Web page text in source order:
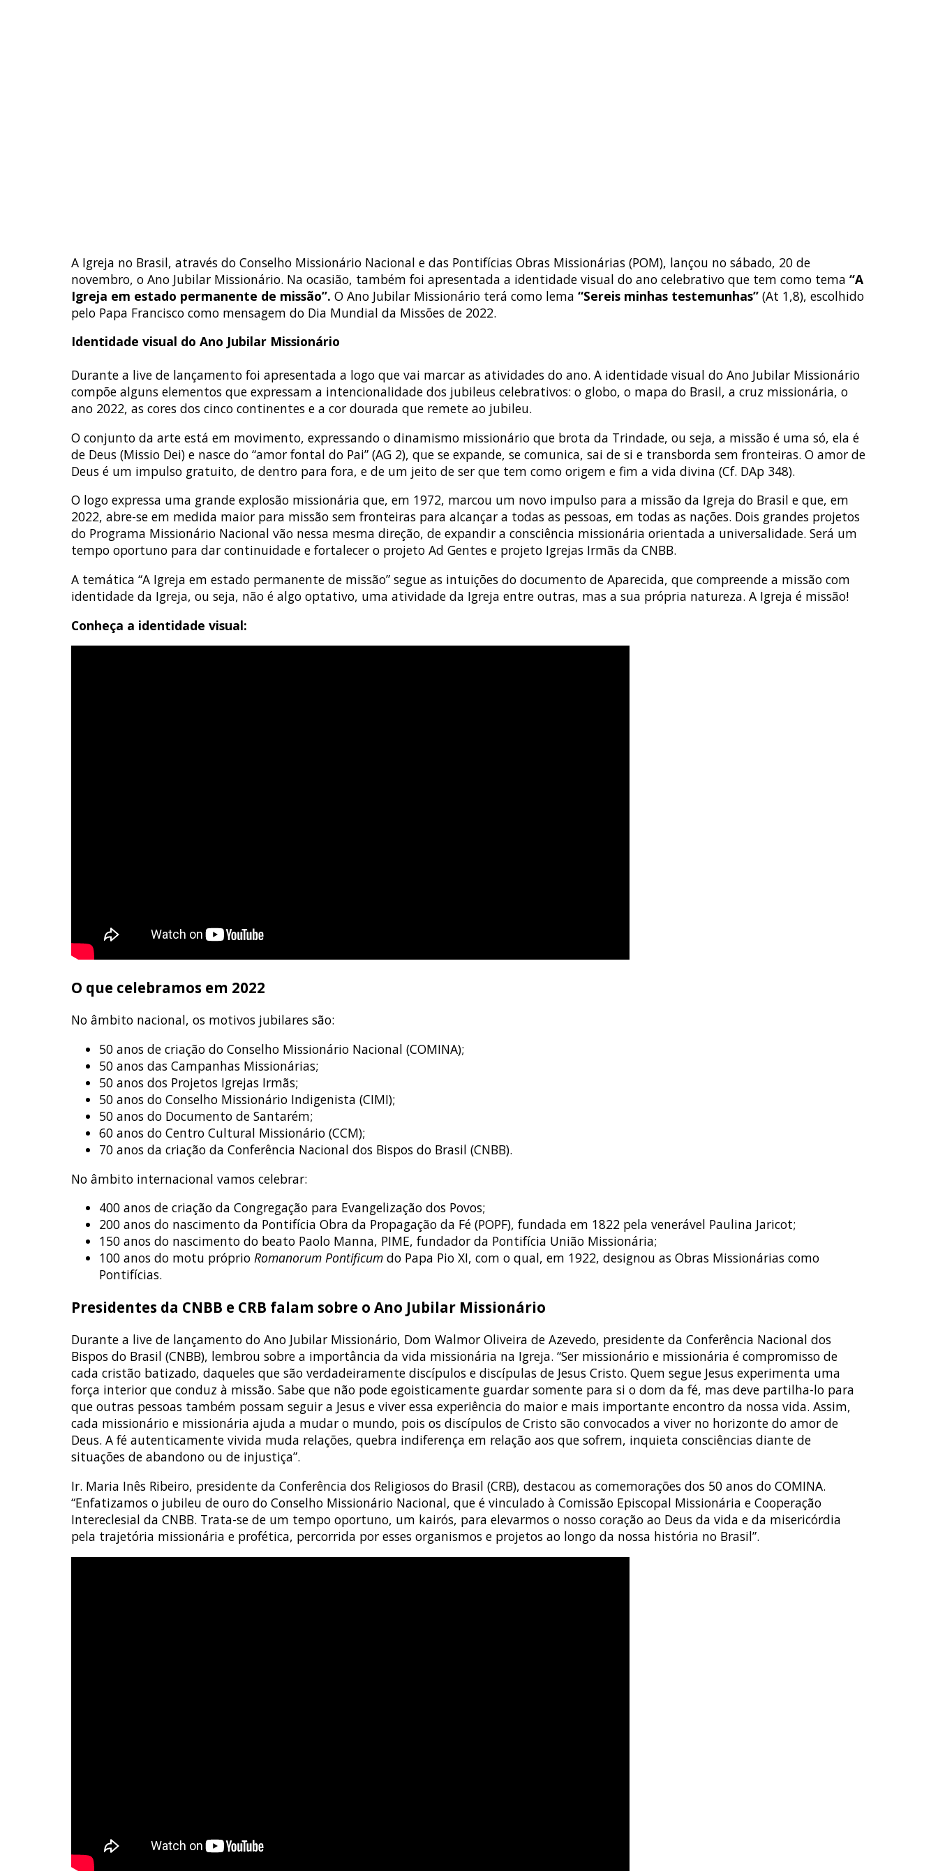
A Igreja no Brasil, através do Conselho Missionário Nacional e das Pontifícias Obras Missionárias (POM), lançou no sábado, 20 de
novembro, o Ano Jubilar Missionário. Na ocasião, também foi apresentada a identidade visual do ano celebrativo que tem como tema “A
Igreja em estado permanente de missão”. O Ano Jubilar Missionário terá como lema “Sereis minhas testemunhas” (At 1,8), escolhido
pelo Papa Francisco como mensagem do Dia Mundial da Missões de 2022.
Identidade visual do Ano Jubilar Missionário
Durante a live de lançamento foi apresentada a logo que vai marcar as atividades do ano. A identidade visual do Ano Jubilar Missionário
compõe alguns elementos que expressam a intencionalidade dos jubileus celebrativos: o globo, o mapa do Brasil, a cruz missionária, o
ano 2022, as cores dos cinco continentes e a cor dourada que remete ao jubileu.
O conjunto da arte está em movimento, expressando o dinamismo missionário que brota da Trindade, ou seja, a missão é uma só, ela é
de Deus (Missio Dei) e nasce do “amor fontal do Pai” (AG 2), que se expande, se comunica, sai de si e transborda sem fronteiras. O amor de
Deus é um impulso gratuito, de dentro para fora, e de um jeito de ser que tem como origem e fim a vida divina (Cf. DAp 348).
O logo expressa uma grande explosão missionária que, em 1972, marcou um novo impulso para a missão da Igreja do Brasil e que, em
2022, abre-se em medida maior para missão sem fronteiras para alcançar a todas as pessoas, em todas as nações. Dois grandes projetos
do Programa Missionário Nacional vão nessa mesma direção, de expandir a consciência missionária orientada a universalidade. Será um
tempo oportuno para dar continuidade e fortalecer o projeto Ad Gentes e projeto Igrejas Irmãs da CNBB.
A temática “A Igreja em estado permanente de missão” segue as intuições do documento de Aparecida, que compreende a missão com
identidade da Igreja, ou seja, não é algo optativo, uma atividade da Igreja entre outras, mas a sua própria natureza. A Igreja é missão!
Conheça a identidade visual:
O que celebramos em 2022
No âmbito nacional, os motivos jubilares são:
50 anos de criação do Conselho Missionário Nacional (COMINA);
50 anos das Campanhas Missionárias;
50 anos dos Projetos Igrejas Irmãs;
50 anos do Conselho Missionário Indigenista (CIMI);
50 anos do Documento de Santarém;
60 anos do Centro Cultural Missionário (CCM);
70 anos da criação da Conferência Nacional dos Bispos do Brasil (CNBB).
No âmbito internacional vamos celebrar:
400 anos de criação da Congregação para Evangelização dos Povos;
200 anos do nascimento da Pontifícia Obra da Propagação da Fé (POPF), fundada em 1822 pela venerável Paulina Jaricot;
150 anos do nascimento do beato Paolo Manna, PIME, fundador da Pontifícia União Missionária;
100 anos do motu próprio Romanorum Pontificum do Papa Pio XI, com o qual, em 1922, designou as Obras Missionárias como
Pontifícias.
Presidentes da CNBB e CRB falam sobre o Ano Jubilar Missionário
Durante a live de lançamento do Ano Jubilar Missionário, Dom Walmor Oliveira de Azevedo, presidente da Conferência Nacional dos
Bispos do Brasil (CNBB), lembrou sobre a importância da vida missionária na Igreja. “Ser missionário e missionária é compromisso de
cada cristão batizado, daqueles que são verdadeiramente discípulos e discípulas de Jesus Cristo. Quem segue Jesus experimenta uma
força interior que conduz à missão. Sabe que não pode egoisticamente guardar somente para si o dom da fé, mas deve partilha-lo para
que outras pessoas também possam seguir a Jesus e viver essa experiência do maior e mais importante encontro da nossa vida. Assim,
cada missionário e missionária ajuda a mudar o mundo, pois os discípulos de Cristo são convocados a viver no horizonte do amor de
Deus. A fé autenticamente vivida muda relações, quebra indiferença em relação aos que sofrem, inquieta consciências diante de
situações de abandono ou de injustiça”.
Ir. Maria Inês Ribeiro, presidente da Conferência dos Religiosos do Brasil (CRB), destacou as comemorações dos 50 anos do COMINA.
“Enfatizamos o jubileu de ouro do Conselho Missionário Nacional, que é vinculado à Comissão Episcopal Missionária e Cooperação
Intereclesial da CNBB. Trata-se de um tempo oportuno, um kairós, para elevarmos o nosso coração ao Deus da vida e da misericórdia
pela trajetória missionária e profética, percorrida por esses organismos e projetos ao longo da nossa história no Brasil”.